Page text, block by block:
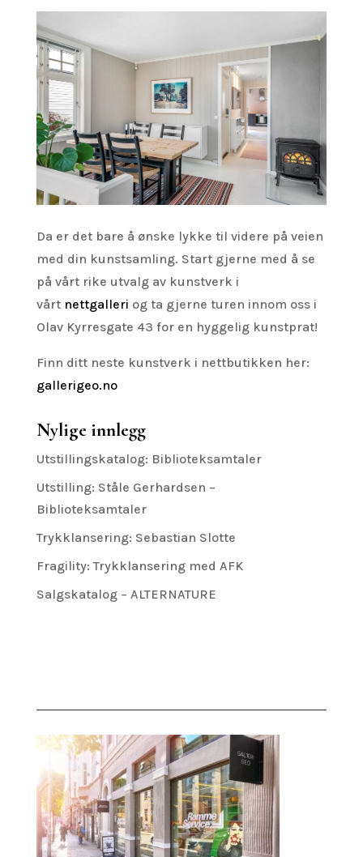
Da er det bare å ønske lykke til videre på veien
med din kunstsamling. Start gjerne med å se
på vårt rike utvalg av kunstverk i
vårt nettgalleri og ta gjerne turen innom oss i
Olav Kyrresgate 43 for en hyggelig kunstprat!
Finn ditt neste kunstverk i nettbutikken her:
gallerigeo.no
Nylige innlegg
Utstillingskatalog: Biblioteksamtaler
Utstilling: Ståle Gerhardsen –
Biblioteksamtaler
Trykklansering: Sebastian Slotte
Fragility: Trykklansering med AFK
Salgskatalog – ALTERNATURE